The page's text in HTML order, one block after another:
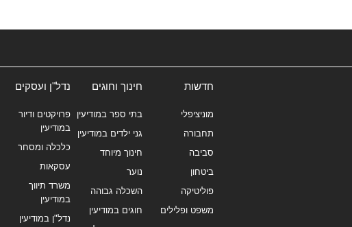
חדשות
מוניציפלי
תחבורה
סביבה
ביטחון
פוליטיקה
משפט ופלילים
חינוך וחוגים
בתי ספר במודיעין
גני ילדים במודיעין
חינוך מיוחד
נוער
השכלה גבוהה
חוגים במודיעין
נדל"ן ועסקים
פרויקטים ודיור
במודיעין
כלכלה ומסחר
עסקאות
משרד תיווך
במודיעין
נדל"ן במודיעין